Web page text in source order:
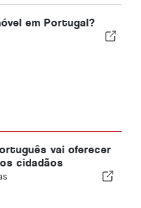
em Portugal?
vai oferecer
cidadãos